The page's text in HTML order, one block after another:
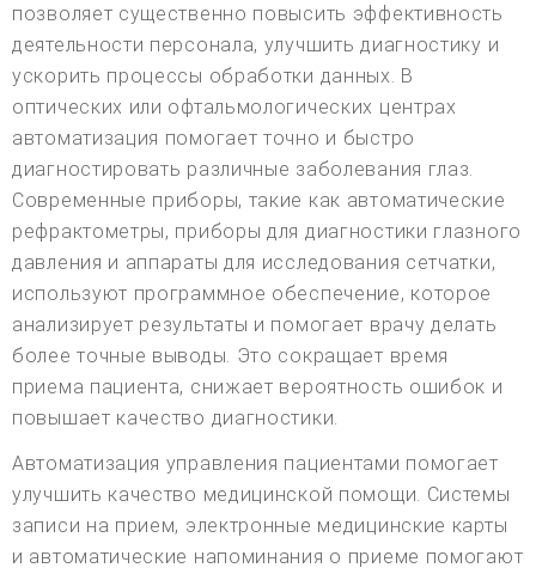
позволяет существенно повысить эффективность
деятельности персонала, улучшить диагностику и
ускорить процессы обработки данных. В
оптических или офтальмологических центрах
автоматизация помогает точно и быстро
диагностировать различные заболевания глаз.
Современные приборы, такие как автоматические
рефрактометры, приборы для диагностики глазного
давления и аппараты для исследования сетчатки,
используют программное обеспечение, которое
анализирует результаты и помогает врачу делать
более точные выводы. Это сокращает время
приема пациента, снижает вероятность ошибок и
повышает качество диагностики.
Автоматизация управления пациентами помогает
улучшить качество медицинской помощи. Системы
записи на прием, электронные медицинские карты
и автоматические напоминания о приеме помогают